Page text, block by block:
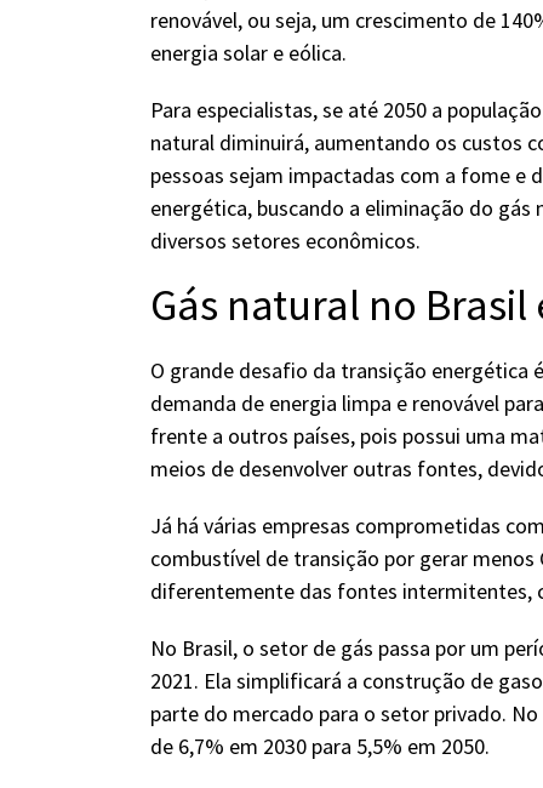
renovável, ou seja, um crescimento de
energia solar e eólica.
Para especialistas, se até 2050 a
natural diminuirá, aumentando os custos
pessoas sejam impactadas com a fome e
energética, buscando a eliminação do
diversos setores econômicos.
Gás natural no
O grande desafio da transição energética
demanda de energia limpa e renovável
frente a outros países, pois possui uma
meios de desenvolver outras fontes,
Já há várias empresas comprometidas
combustível de transição por gerar menos
diferentemente das fontes intermitentes,
No Brasil, o setor de gás passa por um
2021. Ela simplificará a construção de
parte do mercado para o setor privado.
de 6,7% em 2030 para 5,5% em 2050.